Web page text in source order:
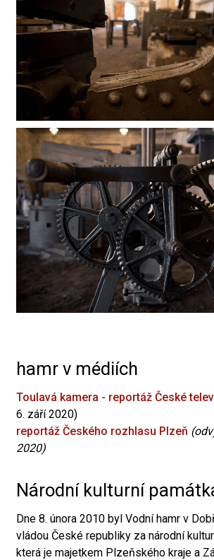
hamr v médiích
Toulavá kamera - reportáž České
6. září 2020)
reportáž Českého rozhlasu Plzeň
2020)
Národní kulturní
Dne 8. února 2010 byl Vodní hamr v
vládou České republiky za národní
která je majetkem Plzeňského kraje a